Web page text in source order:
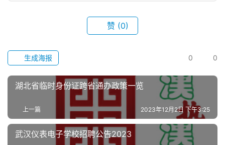
赞 (0)
0 0
生成海报
湖北省临时身份证跨省通办政策一览
上一篇 2023年12月2日 下午3:25
武汉仪表电子学校招聘公告2023